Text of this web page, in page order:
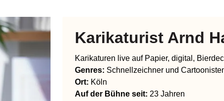
Karikaturist Arnd
Karikaturen live auf Papier, digital,
Genres: Schnellzeichner und
Ort: Köln
Auf der Bühne seit: 23 Jahren